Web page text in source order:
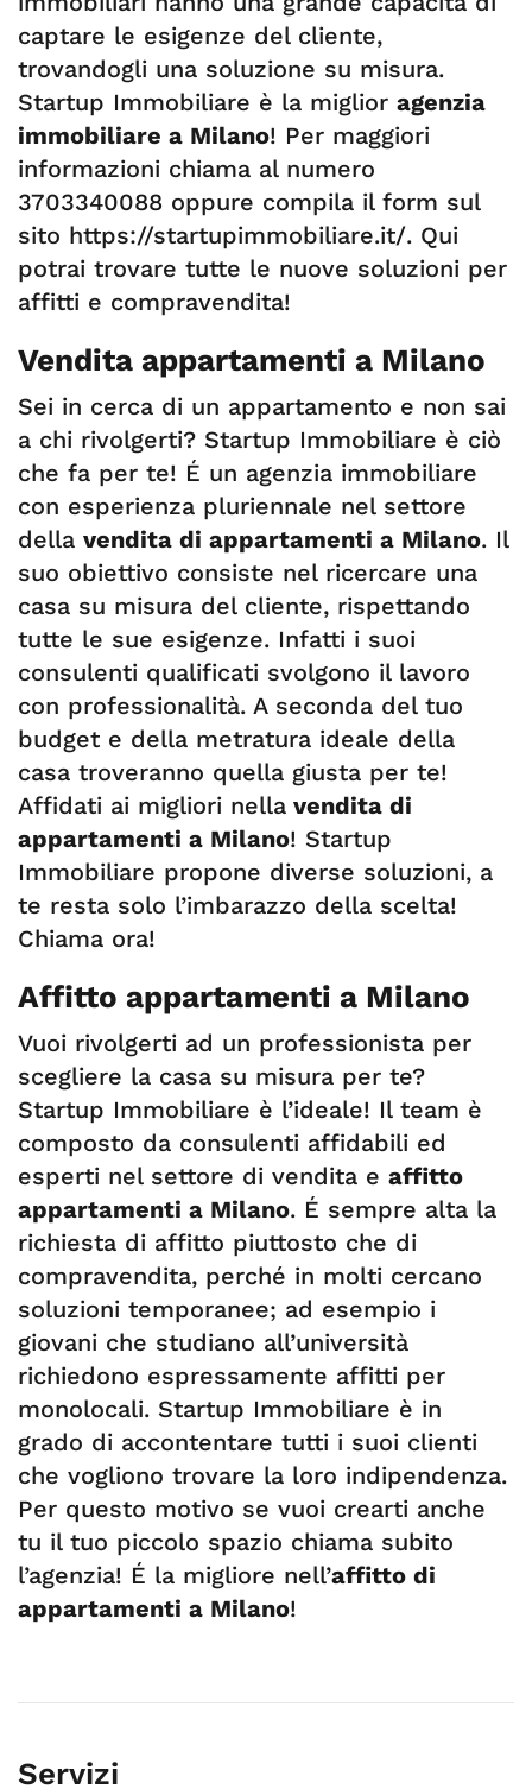
captare le esigenze del cliente,
trovandogli una soluzione su misura.
Startup Immobiliare è la miglior agenzia
immobiliare a Milano! Per maggiori
informazioni chiama al numero
3703340088 oppure compila il form sul
sito https://startupimmobiliare.it/. Qui
potrai trovare tutte le nuove soluzioni per
affitti e compravendita!
Vendita appartamenti a Milano
Sei in cerca di un appartamento e non sai
a chi rivolgerti? Startup Immobiliare è ciò
che fa per te! É un agenzia immobiliare
con esperienza pluriennale nel settore
della vendita di appartamenti a Milano. Il
suo obiettivo consiste nel ricercare una
casa su misura del cliente, rispettando
tutte le sue esigenze. Infatti i suoi
consulenti qualificati svolgono il lavoro
con professionalità. A seconda del tuo
budget e della metratura ideale della
casa troveranno quella giusta per te!
Affidati ai migliori nella vendita di
appartamenti a Milano! Startup
Immobiliare propone diverse soluzioni, a
te resta solo l’imbarazzo della scelta!
Chiama ora!
Affitto appartamenti a Milano
Vuoi rivolgerti ad un professionista per
scegliere la casa su misura per te?
Startup Immobiliare è l’ideale! Il team è
composto da consulenti affidabili ed
esperti nel settore di vendita e affitto
appartamenti a Milano. É sempre alta la
richiesta di affitto piuttosto che di
compravendita, perché in molti cercano
soluzioni temporanee; ad esempio i
giovani che studiano all’università
richiedono espressamente affitti per
monolocali. Startup Immobiliare è in
grado di accontentare tutti i suoi clienti
che vogliono trovare la loro indipendenza.
Per questo motivo se vuoi crearti anche
tu il tuo piccolo spazio chiama subito
l’agenzia! É la migliore nell’affitto di
appartamenti a Milano!
Servizi